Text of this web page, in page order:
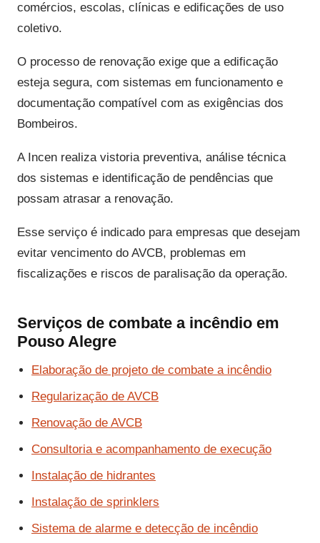
comércios, escolas, clínicas e edificações de uso
coletivo.
O processo de renovação exige que a edificação
esteja segura, com sistemas em funcionamento e
documentação compatível com as exigências dos
Bombeiros.
A Incen realiza vistoria preventiva, análise técnica
dos sistemas e identificação de pendências que
possam atrasar a renovação.
Esse serviço é indicado para empresas que desejam
evitar vencimento do AVCB, problemas em
fiscalizações e riscos de paralisação da operação.
Serviços de combate a incêndio em
Pouso Alegre
Elaboração de projeto de combate a incêndio
Regularização de AVCB
Renovação de AVCB
Consultoria e acompanhamento de execução
Instalação de hidrantes
Instalação de sprinklers
Sistema de alarme e detecção de incêndio